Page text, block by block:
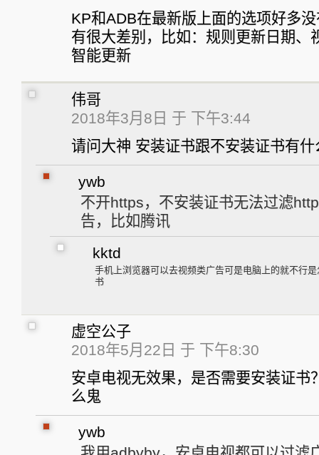
KP和ADB在最新版上面的选项好多
有很大差别，比如：规则更新日期、
智能更新
伟哥
2018年3月8日 于 下午3:44
请问大神 安装证书跟不安装证书有什
ywb
不开https，不安装证书无法过滤
告，比如腾讯
kktd
手机上浏览器可以去视频类广告可是电脑上的就不行
书
虚空公子
2018年5月22日 于 下午8:30
安卓电视无效果，是否需要安装证书
么鬼
ywb